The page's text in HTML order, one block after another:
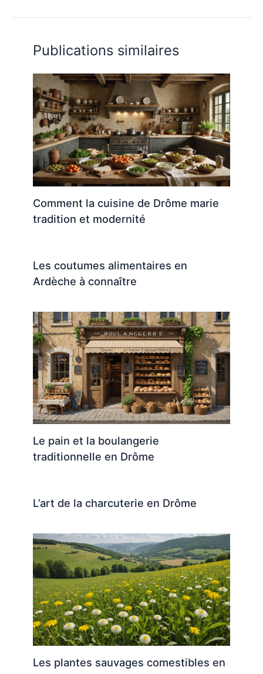
Publications similaires
Comment la cuisine de Drôme marie
tradition et modernité
Les coutumes alimentaires en
Ardèche à connaître
Le pain et la boulangerie
traditionnelle en Drôme
L’art de la charcuterie en Drôme
Les plantes sauvages comestibles en